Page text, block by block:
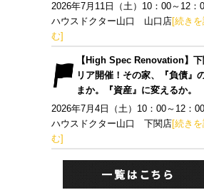
2026年7月11日（土）10：00～12
ハウスドクター山口 山口店[続き
む]
【High Spec Renovation】
リア開催！その家、『負債』
まか。『資産』に変えるか。
2026年7月4日（土）10：00～12：
ハウスドクター山口 下関店[続き
む]